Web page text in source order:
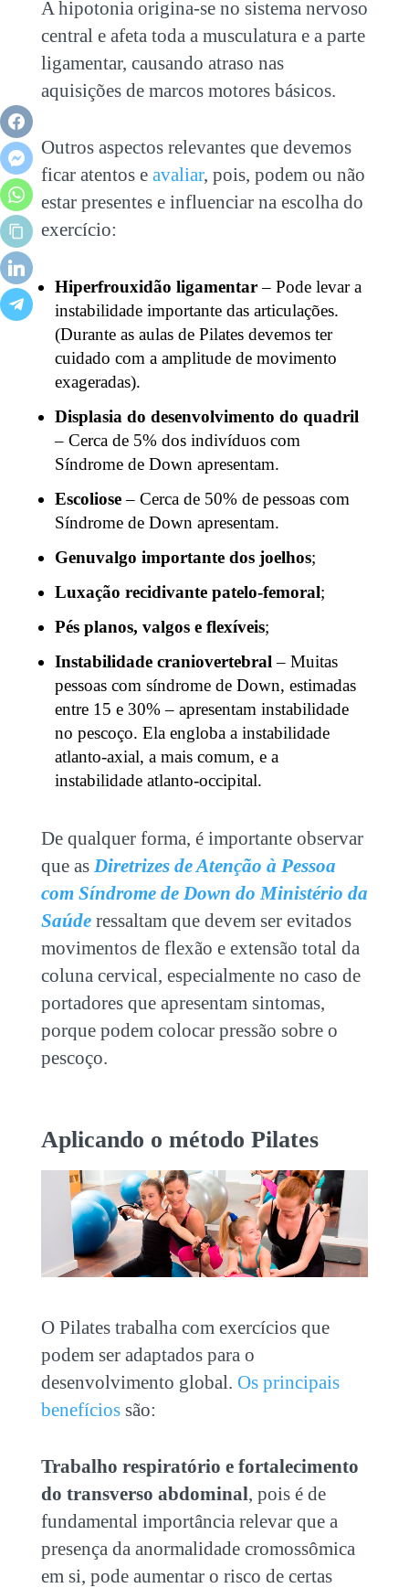
A hipotonia origina-se no sistema nervoso
central e afeta toda a musculatura e a parte
ligamentar, causando atraso nas
aquisições de marcos motores básicos.
Outros aspectos relevantes que devemos
ficar atentos e avaliar, pois, podem ou não
estar presentes e influenciar na escolha do
exercício:
Hiperfrouxidão ligamentar– Pode levar a
instabilidade importante das articulações.
(Durante as aulas de Pilates devemos ter
cuidado com a amplitude de movimento
exageradas).
Displasia do desenvolvimento do quadril
– Cerca de 5% dos indivíduos com
Síndrome de Down apresentam.
Escoliose– Cerca de 50% de pessoas com
Síndrome de Down apresentam.
Genuvalgo importante dos joelhos;
Luxação recidivante patelo-femoral;
Pés planos, valgos e flexíveis;
Instabilidade craniovertebral– Muitas
pessoas com síndrome de Down, estimadas
entre 15 e 30% – apresentam instabilidade
no pescoço. Ela engloba a instabilidade
atlanto-axial, a mais comum, e a
instabilidade atlanto-occipital.
De qualquer forma, é importante observar
que as Diretrizes de Atenção à Pessoa
com Síndrome de Down do Ministério da
Saúderessaltam que devem ser evitados
movimentos de flexão e extensão total da
coluna cervical, especialmente no caso de
portadores que apresentam sintomas,
porque podem colocar pressão sobre o
pescoço.
Aplicando o método Pilates
O Pilates trabalha com exercícios que
podem ser adaptados para o
desenvolvimento global. Os principais
benefícios são:
Trabalho respiratório e fortalecimento
do transverso abdominal, pois é de
fundamental importância relevar que a
presença da anormalidade cromossômica
em si, pode aumentar o risco de certas